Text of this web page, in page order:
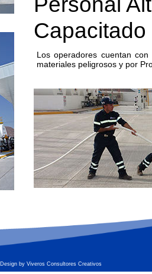
Capacitado
Los operadores cuentan
materiales peligrosos y por
Design by Viveros Consultores Creativos